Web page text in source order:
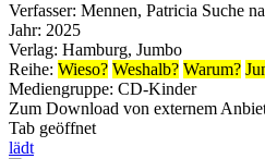
Verfasser: Mennen, Patricia Suche
Jahr: 2025
Verlag: Hamburg, Jumbo
Reihe: Wieso? Weshalb? Warum?
Mediengruppe: CD-Kinder
Zum Download von externem
Tab geöffnet
lädt